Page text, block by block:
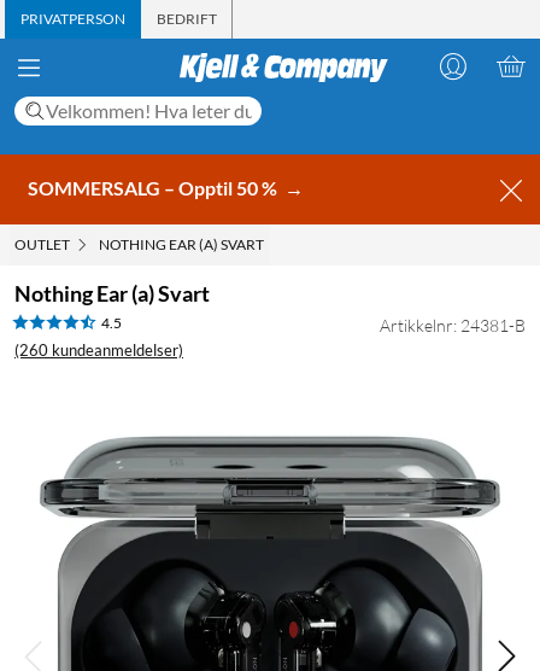
PRIVATPERSON BEDRIFT
SOMMERSALG – Opptil 50 % →
OUTLET NOTHING EAR (A) SVART
Nothing Ear (a) Svart
4.5
(260 kundeanmeldelser)
Artikkelnr: 24381-B